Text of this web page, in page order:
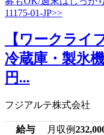
【ワークライ
冷蔵庫・製氷
円...
フジアルテ株式会社
給与 月収例